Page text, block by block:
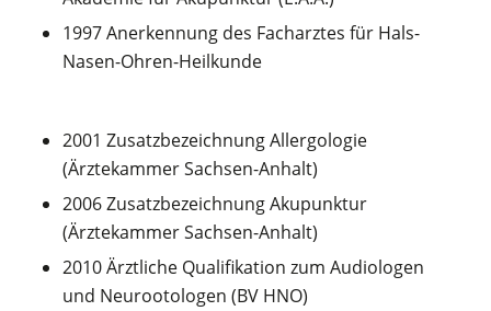
1997 Anerkennung des Facharztes für Hals-
Nasen-Ohren-Heilkunde
2001 Zusatzbezeichnung Allergologie
(Ärztekammer Sachsen-Anhalt)
2006 Zusatzbezeichnung Akupunktur
(Ärztekammer Sachsen-Anhalt)
2010 Ärztliche Qualifikation zum Audiologen
und Neurootologen (BV HNO)